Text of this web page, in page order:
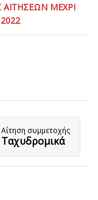
ΜΕΧΡΙ
Αίτηση συμμετοχής
Ταχυδρομικά